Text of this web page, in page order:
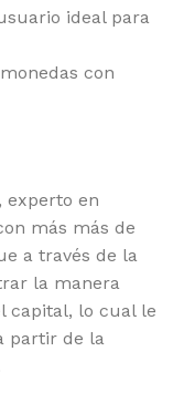
ideal para
con
experto en
más más de
a través de la
la manera
capital, lo cual le
partir de la